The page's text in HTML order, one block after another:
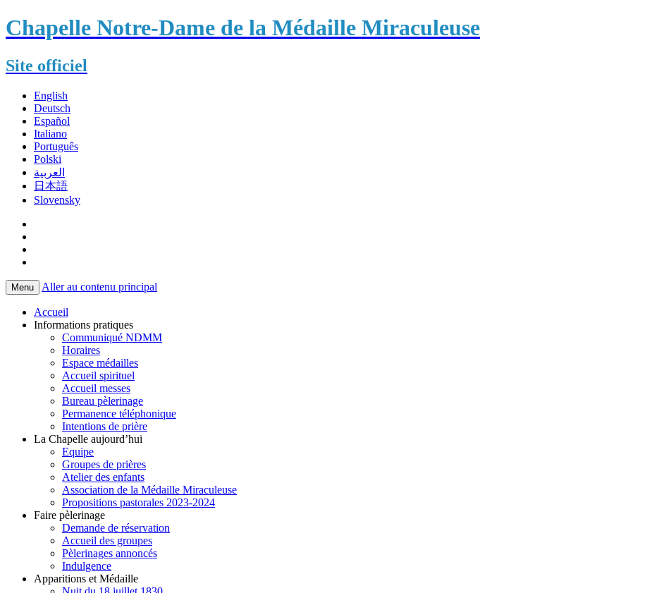
Chapelle Notre-Dame de la Médaille Miraculeuse
Site officiel
English
Deutsch
Español
Italiano
Português
Polski
العربية
日本語
Slovensky
Menu Aller au contenu principal
Accueil
Informations pratiques
Communiqué NDMM
Horaires
Espace médailles
Accueil spirituel
Accueil messes
Bureau pèlerinage
Permanence téléphonique
Intentions de prière
La Chapelle aujourd’hui
Equipe
Groupes de prières
Atelier des enfants
Association de la Médaille Miraculeuse
Propositions pastorales 2023-2024
Faire pèlerinage
Demande de réservation
Accueil des groupes
Pèlerinages annoncés
Indulgence
Apparitions et Médaille